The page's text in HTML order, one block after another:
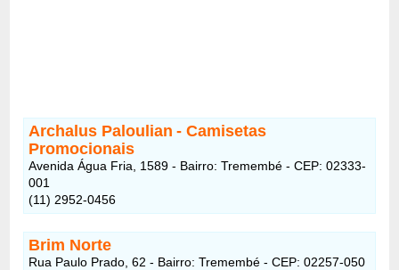
Archalus Paloulian - Camisetas
Promocionais
Avenida Água Fria, 1589 - Bairro: Tremembé - CEP: 02333-
001
(11) 2952-0456
Brim Norte
Rua Paulo Prado, 62 - Bairro: Tremembé - CEP: 02257-050